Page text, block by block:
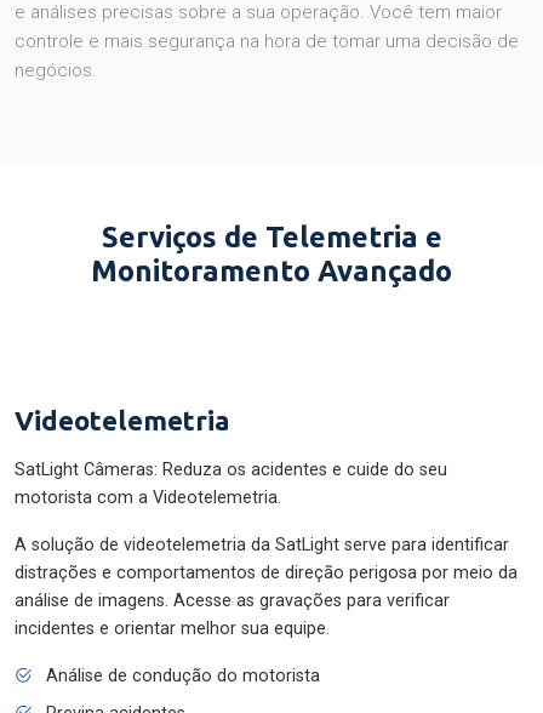
e análises precisas sobre a sua operação. Você tem maior
controle e mais segurança na hora de tomar uma decisão de
negócios.
Serviços de Telemetria e
Monitoramento Avançado
Videotelemetria
SatLight Câmeras: Reduza os acidentes e cuide do seu
motorista com a Videotelemetria.
A solução de videotelemetria da SatLight serve para identificar
distrações e comportamentos de direção perigosa por meio da
análise de imagens. Acesse as gravações para verificar
incidentes e orientar melhor sua equipe.
Análise de condução do motorista